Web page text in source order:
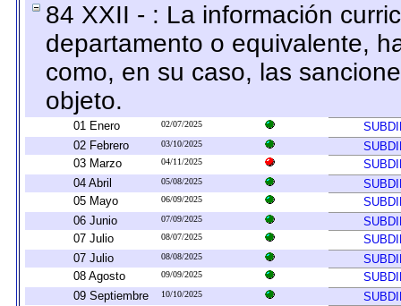
84 XXII - : La información
departamento o equivalente,
como, en su caso, las
objeto.
01 Enero 02/07/2025
02 Febrero
03/10/2025
03 Marzo
04/11/2025
04 Abril
05/08/2025
05 Mayo
06/09/2025
06 Junio
07/09/2025
07 Julio
08/07/2025
07 Julio
08/08/2025
08 Agosto
09/09/2025
09 Septiembre
10/10/2025